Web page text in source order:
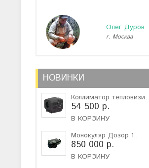
Олег Дуров
г. Москва
НОВИНКИ
Коллиматор тепловизи..
54 500 р.
В КОРЗИНУ
Монокуляр Дозор 1..
850 000 р.
В КОРЗИНУ